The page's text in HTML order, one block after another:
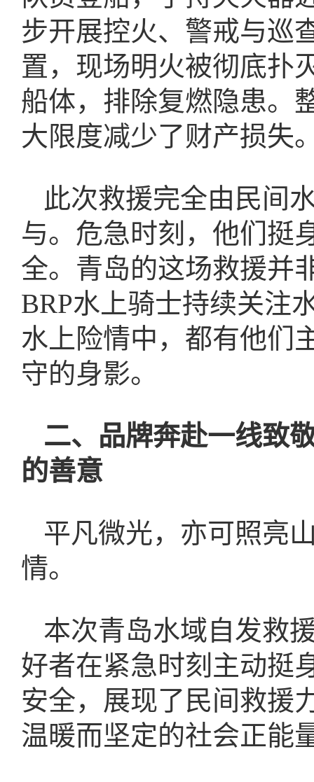
步开展控火、警戒与巡
置，现场明火被彻底扑
船体，排除复燃隐患。
大限度减少了财产损失
此次救援完全由民间
与。危急时刻，他们挺
全。青岛的这场救援并
BRP水上骑士持续关注
水上险情中，都有他们
守的身影。
二、品牌奔赴一线致
的善意
平凡微光，亦可照亮
情。
本次青岛水域自发救
好者在紧急时刻主动挺
安全，展现了民间救援
温暖而坚定的社会正能